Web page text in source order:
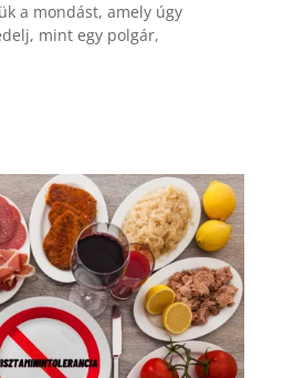
a mondást, amely úgy
mint egy polgár,